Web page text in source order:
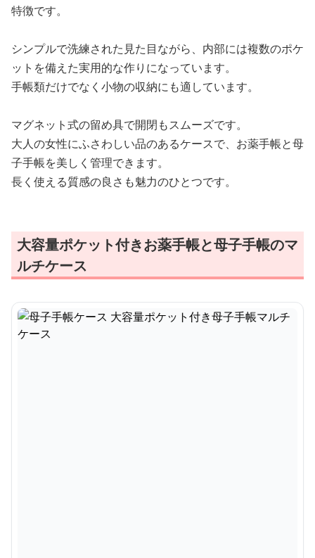
特徴です。
シンプルで洗練された見た目ながら、内部には複数のポケ
ットを備えた実用的な作りになっています。
手帳類だけでなく小物の収納にも適しています。
マグネット式の留め具で開閉もスムーズです。
大人の女性にふさわしい品のあるケースで、お薬手帳と母
子手帳を美しく管理できます。
長く使える質感の良さも魅力のひとつです。
大容量ポケット付きお薬手帳と母子手帳のマ
ルチケース